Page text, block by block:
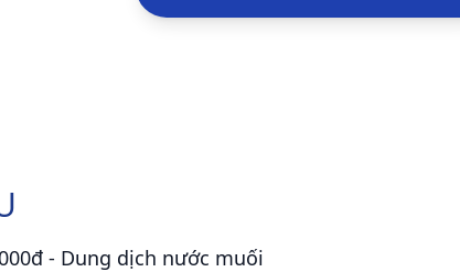
- Dung dịch nước muối